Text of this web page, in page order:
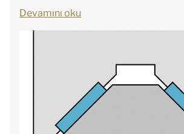
Devamını oku